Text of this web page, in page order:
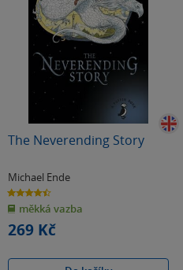
The Neverending Story
Michael Ende
4.5
z
5
hvězdiček
měkká vazba
269 Kč